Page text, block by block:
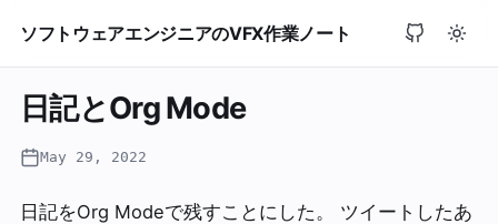
ソフトウェアエンジニアのVFX作業ノート
日記とOrg Mode
May 29, 2022
日記をOrg Modeで残すことにした。 ツイートしたあ